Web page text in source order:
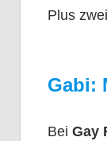
Plus
Gabi:
Bei Gay